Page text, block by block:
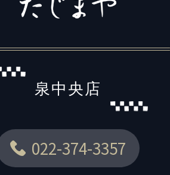
泉中央店
022-374-3357